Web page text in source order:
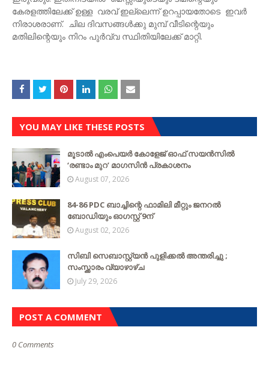
കേരളത്തിലേക്ക് ഉള്ള വരവ് ഇല്ലെന്ന് ഉറപ്പായതോടെ ഇവർ
നിരാശരാണ്. ചില ദിവസങ്ങൾക്കു മുമ്പ് വീടിന്റെയും
മതിലിന്റെയും നിറം പുർവ്വ സ്ഥിതിയിലേക്ക് മാറ്റി.
YOU MAY LIKE THESE POSTS
മൂടാൽ എംപെയർ കോളേജ് ഓഫ് സയൻസിൽ
‘രണ്ടാം മുറ’ മാഗസിൻ പ്രകാശനം
August 07, 2026
84-86 PDC ബാച്ചിന്റെ ഫാമിലി മീറ്റും ജനറൽ
ബോഡിയും ഓഗസ്റ്റ് 9ന്
August 02, 2026
സിബി സെബാസ്റ്റ്യന്‍ പുളിക്കല്‍ അന്തരിച്ചു ;
സംസ്ക്കാരം വ്യാഴാഴ്ച
July 29, 2026
POST A COMMENT
0 Comments